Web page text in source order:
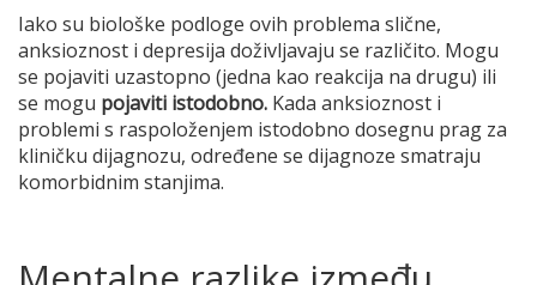
Iako su biološke podloge ovih problema slične,
anksioznost i depresija doživljavaju se različito. Mogu
se pojaviti uzastopno (jedna kao reakcija na drugu) ili
se mogu pojaviti istodobno. Kada anksioznost i
problemi s raspoloženjem istodobno dosegnu prag za
kliničku dijagnozu, određene se dijagnoze smatraju
komorbidnim stanjima.